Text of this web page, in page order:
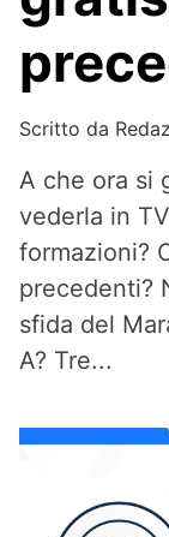
Scritto da
A che ora si
vederla in
formazioni?
precedenti?
sfida del
A? Tre...